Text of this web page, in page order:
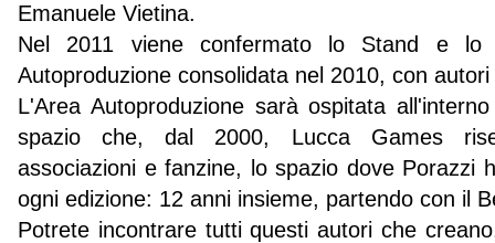
Emanuele Vietina.
Nel 2011 viene confermato lo Stand e lo
Autoproduzione consolidata nel 2010, con
L'Area Autoproduzione sarà ospitata
spazio che, dal 2000, Lucca Games
associazioni e fanzine, lo spazio dove Porazzi
ogni edizione: 12 anni insieme, partendo con il
Potrete incontrare tutti questi autori che